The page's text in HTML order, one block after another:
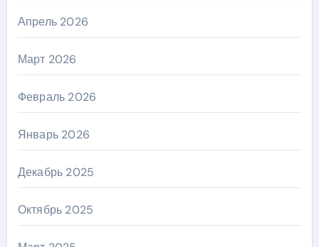
Апрель 2026
Март 2026
Февраль 2026
Январь 2026
Декабрь 2025
Октябрь 2025